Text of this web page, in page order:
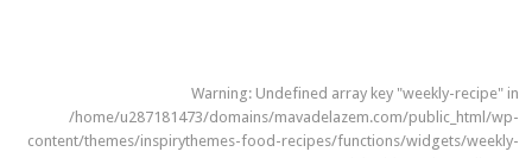
Warning: Undefined array key "weekly-recipe" in
/home/u287181473/domains/mavadelazem.com/public_html/wp-
content/themes/inspirythemes-food-recipes/functions/widgets/weekly-